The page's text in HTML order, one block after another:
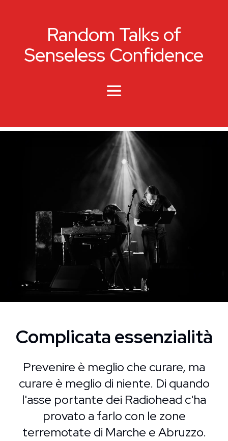
Random Talks of
Senseless Confidence
Complicata essenzialità
Prevenire è meglio che curare, ma
curare è meglio di niente. Di quando
l'asse portante dei Radiohead c'ha
provato a farlo con le zone
terremotate di Marche e Abruzzo.